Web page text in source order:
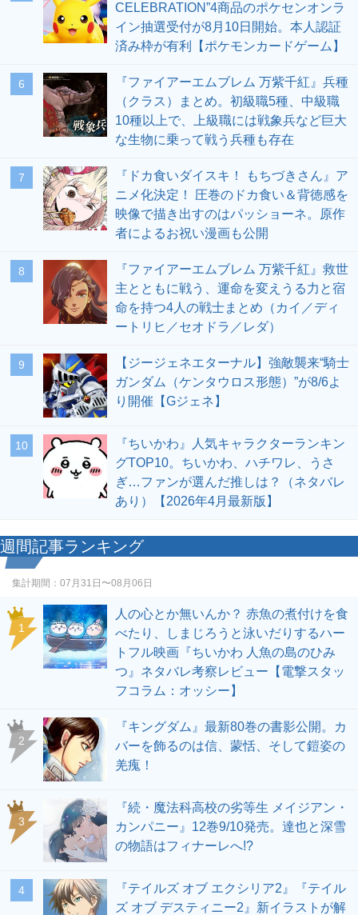
CELEBRATION”4商品のポケセンオンラ
イン抽選受付が8月10日開始。本人認証
済み枠が有利【ポケモンカードゲーム】
6
『ファイアーエムブレム 万紫千紅』兵種
（クラス）まとめ。初級職5種、中級職
10種以上で、上級職には戦象兵など巨大
な生物に乗って戦う兵種も存在
7
『ドカ食いダイスキ！ もちづきさん』ア
ニメ化決定！ 圧巻のドカ食い＆背徳感を
映像で描き出すのはパッショーネ。原作
者によるお祝い漫画も公開
8
『ファイアーエムブレム 万紫千紅』救世
主とともに戦う、運命を変えうる力と宿
命を持つ4人の戦士まとめ（カイ／ディ
ートリヒ／セオドラ／レダ）
9
【ジージェネエターナル】強敵襲来“騎士
ガンダム（ケンタウロス形態）”が8/6よ
り開催【Gジェネ】
10
『ちいかわ』人気キャラクターランキン
グTOP10。ちいかわ、ハチワレ、うさ
ぎ…ファンが選んだ推しは？（ネタバレ
あり）【2026年4月最新版】
週間記事ランキング
集計期間： 07月31日〜08月06日
1
人の心とか無いんか？ 赤魚の煮付けを食
べたり、しまじろうと泳いだりするハー
トフル映画『ちいかわ 人魚の島のひみ
つ』ネタバレ考察レビュー【電撃スタッ
フコラム：オッシー】
2
『キングダム』最新80巻の書影公開。カ
バーを飾るのは信、蒙恬、そして鎧姿の
羌瘣！
3
『続・魔法科高校の劣等生 メイジアン・
カンパニー』12巻9/10発売。達也と深雪
の物語はフィナーレへ!?
4
『テイルズ オブ エクシリア2』『テイル
ズ オブ デスティニー2』新イラストが解